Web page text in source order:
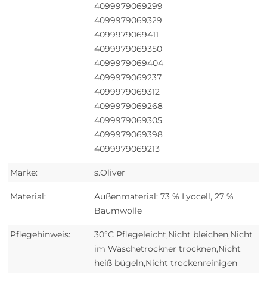
4099979069299
4099979069329
4099979069411
4099979069350
4099979069404
4099979069237
4099979069312
4099979069268
4099979069305
4099979069398
4099979069213
Marke: s.Oliver
Material:
Außenmaterial: 73 % Lyocell, 27 %
Baumwolle
Pflegehinweis:
30°C Pflegeleicht,Nicht bleichen,Nicht
im Wäschetrockner trocknen,Nicht
heiß bügeln,Nicht trockenreinigen